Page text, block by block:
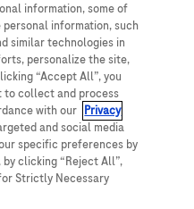
information, some of
personal information, such
similar technologies in
personalize the site,
“Accept All”, you
to collect and process
with our Privacy
and social media
specific preferences by
by clicking “Reject All”,
Strictly Necessary